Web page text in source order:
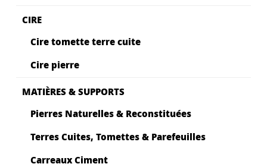
CIRE
Cire tomette terre cuite
Cire pierre
MATIÈRES & SUPPORTS
Pierres Naturelles & Reconstituées
Terres Cuites, Tomettes & Parefeuilles
Carreaux Ciment